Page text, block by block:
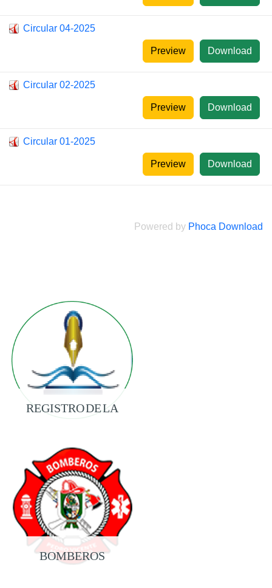
Circular 04-2025
Download
Preview
Circular 02-2025
Download
Preview
Circular 01-2025
Download
Preview
Powered by Phoca Download
REGISTRO DE LA
BOMBEROS